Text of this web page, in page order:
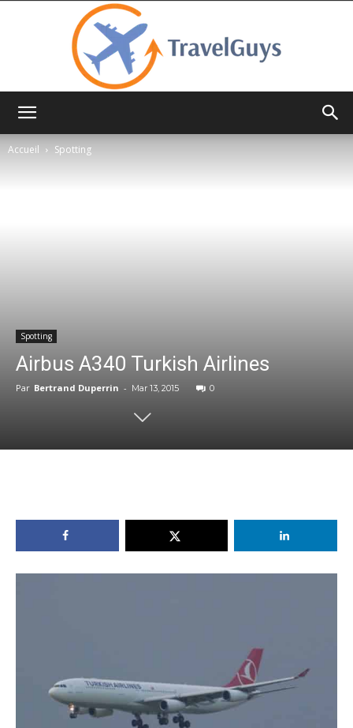
Accueil
Spotting
Spotting
Airbus A340 Turkish Airlines
Par Bertrand Duperrin - Mar 13, 2015 0